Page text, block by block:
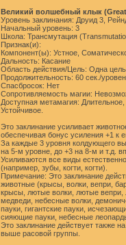
Великий волшебный клык
Уровень заклинания: Друид 3,
Начальный уровень: 3
Школа: Трансмутация
Признак(и):
Компонент(ы): Устное,
Дальность: Касание
Область действия/Цель: Одна цель
Продолжительность: 60 сек./
Спасбросок: Нет
Сопротивляемость магии:
Доступная метамагия:
Устойчивое.
Это заклинание усиливает
обеспечивая бонус усиления +1 к
За каждые 3 уровня колдующего
на 5-м уровне, до +3 на 8-м и т.д.
Усиливаются все виды
(например, зубы, когти, когти).
Примечание: Это заклинание
животные (крысы, волки, вепри,
крысы, лютые волки, лютые
медведи, небесные волки,
пауки, гигантские пауки,
сияющие пауки, небесные
Это заклинание действует также
выше расовой группы.